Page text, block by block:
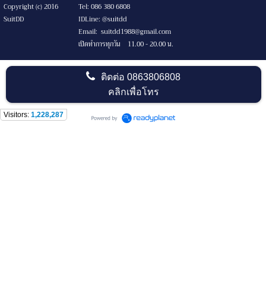
Copyright (c) 2016
Tel: 086 380 6808
SuitDD
IDLine: @suitdd
Email: suitdd1988@gmail.com
เปิดทำการทุกวัน 11.00 - 20.00 น.
ติดต่อ0863806808
คลิกเพื่อโทร
Visitors: 1,228,287